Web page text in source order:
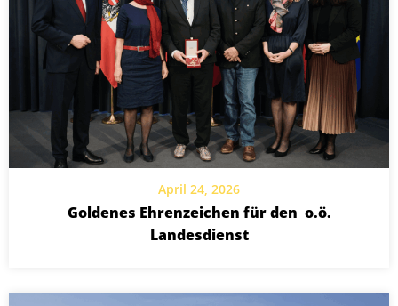
April 24, 2026
Goldenes Ehrenzeichen für den o.ö.
Landesdienst